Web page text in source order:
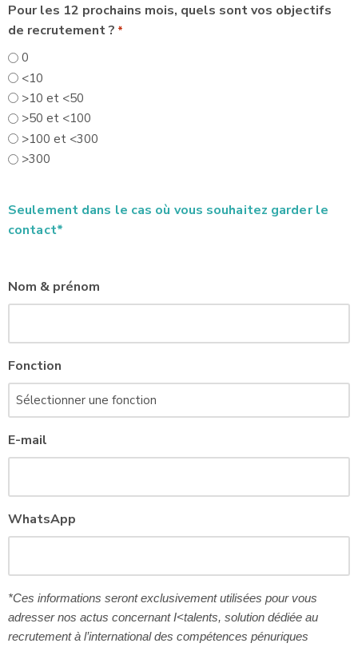
Pour les 12 prochains mois, quels sont vos objectifs
de recrutement ? *
0
<10
>10 et <50
>50 et <100
>100 et <300
>300
Seulement dans le cas où vous souhaitez garder le
contact*
Nom & prénom
Fonction
E-mail
WhatsApp
*Ces informations seront exclusivement utilisées pour vous
adresser nos actus concernant I<talents, solution dédiée au
recrutement à l’international des compétences pénuriques